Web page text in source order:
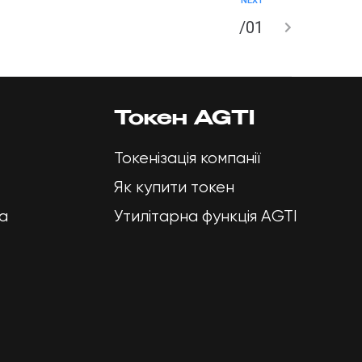
/01
Токен AGTI
Токенізація компанії
Як купити токен
Утилітарна функція AGTI